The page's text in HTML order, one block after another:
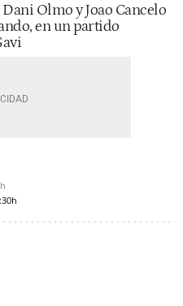
Olmo y Joao Cancelo
en un partido